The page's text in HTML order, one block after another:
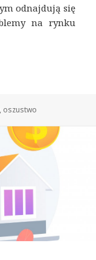
odnajdują się
na rynku
oszustwo